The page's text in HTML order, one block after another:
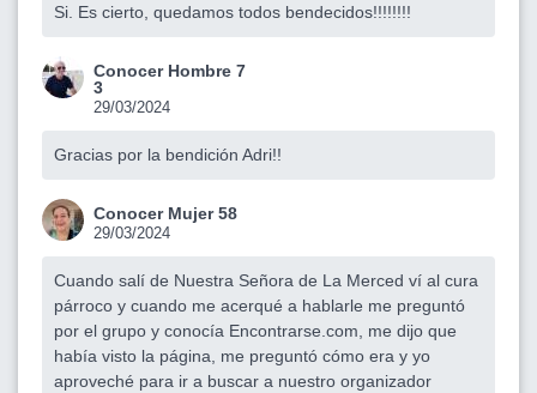
Si. Es cierto, quedamos todos bendecidos!!!!!!!!
Conocer Hombre 7
3
29/03/2024
Gracias por la bendición Adri!!
Conocer Mujer 58
29/03/2024
Cuando salí de Nuestra Señora de La Merced ví al cura
párroco y cuando me acerqué a hablarle me preguntó
por el grupo y conocía Encontrarse.com, me dijo que
había visto la página, me preguntó cómo era y yo
aproveché para ir a buscar a nuestro organizador